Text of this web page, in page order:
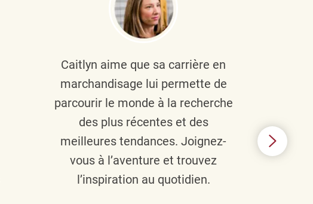
Caitlyn aime que sa carrière en
marchandisage lui permette de
parcourir le monde à la recherche
des plus récentes et des
meilleures tendances. Joignez-
vous à l’aventure et trouvez
l’inspiration au quotidien.